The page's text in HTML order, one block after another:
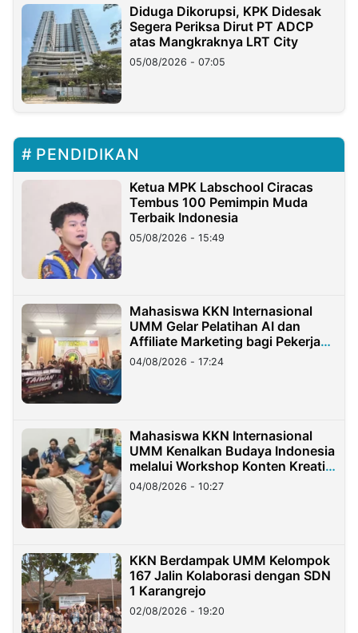
Diduga Dikorupsi, KPK Didesak
Segera Periksa Dirut PT ADCP
atas Mangkraknya LRT City
05/08/2026 - 07:05
PENDIDIKAN
Ketua MPK Labschool Ciracas
Tembus 100 Pemimpin Muda
Terbaik Indonesia
05/08/2026 - 15:49
Mahasiswa KKN Internasional
UMM Gelar Pelatihan AI dan
Affiliate Marketing bagi Pekerja
Migran Indonesia di Taiwan
04/08/2026 - 17:24
Mahasiswa KKN Internasional
UMM Kenalkan Budaya Indonesia
melalui Workshop Konten Kreatif
di Taiwan
04/08/2026 - 10:27
KKN Berdampak UMM Kelompok
167 Jalin Kolaborasi dengan SDN
1 Karangrejo
02/08/2026 - 19:20